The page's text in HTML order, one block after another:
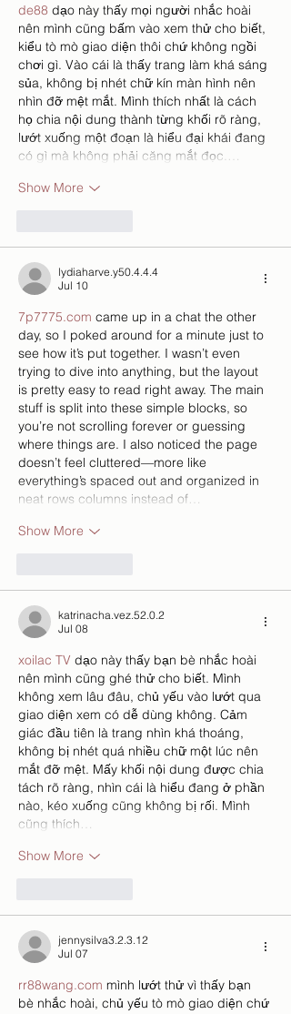
de88 dạo này thấy mọi người nhắc hoài
nên mình cũng bấm vào xem thử cho biết,
kiểu tò mò giao diện thôi chứ không ngồi
chơi gì. Vào cái là thấy trang làm khá sáng
sủa, không bị nhét chữ kín màn hình nên
nhìn đỡ mệt mắt. Mình thích nhất là cách
họ chia nội dung thành từng khối rõ ràng,
lướt xuống một đoạn là hiểu đại khái đang
có gì mà không phải căng mắt đọc.…
Show More
lydiaharve.y50.4.4.4
Jul 10
7p7775.com came up in a chat the other
day, so I poked around for a minute just to
see how it’s put together. I wasn’t even
trying to dive into anything, but the layout
is pretty easy to read right away. The main
stuff is split into these simple blocks, so
you’re not scrolling forever or guessing
where things are. I also noticed the page
doesn’t feel cluttered—more like
everything’s spaced out and organized in
neat rows columns instead of…
Show More
katrinacha.vez.52.0.2
Jul 08
xoilac TV dạo này thấy bạn bè nhắc hoài
nên mình cũng ghé thử cho biết. Mình
không xem lâu đâu, chủ yếu vào lướt qua
giao diện xem có dễ dùng không. Cảm
giác đầu tiên là trang nhìn khá thoáng,
không bị nhét quá nhiều chữ một lúc nên
mắt đỡ mệt. Mấy khối nội dung được chia
tách rõ ràng, nhìn cái là hiểu đang ở phần
nào, kéo xuống cũng không bị rối. Mình
cũng thích…
Show More
jennysilva3.2.3.12
Jul 07
rr88wang.com mình lướt thử vì thấy bạn
bè nhắc hoài, chủ yếu tò mò giao diện chứ